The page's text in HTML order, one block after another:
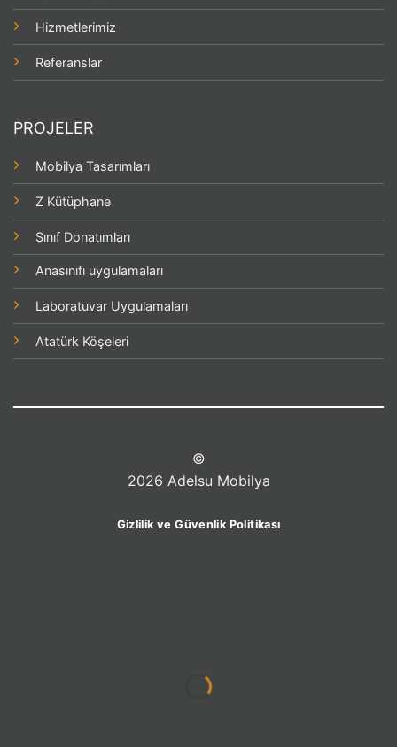
Hizmetlerimiz
Referanslar
PROJELER
Mobilya Tasarımları
Z Kütüphane
Sınıf Donatımları
Anasınıfı uygulamaları
Laboratuvar Uygulamaları
Atatürk Köşeleri
©
2026 Adelsu Mobilya
Gizlilik ve Güvenlik Politikası